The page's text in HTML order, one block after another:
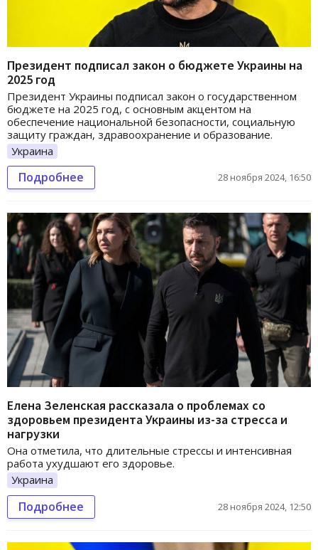
Президент подписал закон о бюджете Украины на
2025 год
Президент Украины подписал закон о государственном
бюджете на 2025 год, с основным акцентом на
обеспечение национальной безопасности, социальную
защиту граждан, здравоохранение и образование.
Украина
Подробнее 28 ноября 2024, 16:50
Елена Зеленская рассказала о проблемах со
здоровьем президента Украины из-за стресса и
нагрузки
Она отметила, что длительные стрессы и интенсивная
работа ухудшают его здоровье.
Украина
Подробнее 28 ноября 2024, 12:50